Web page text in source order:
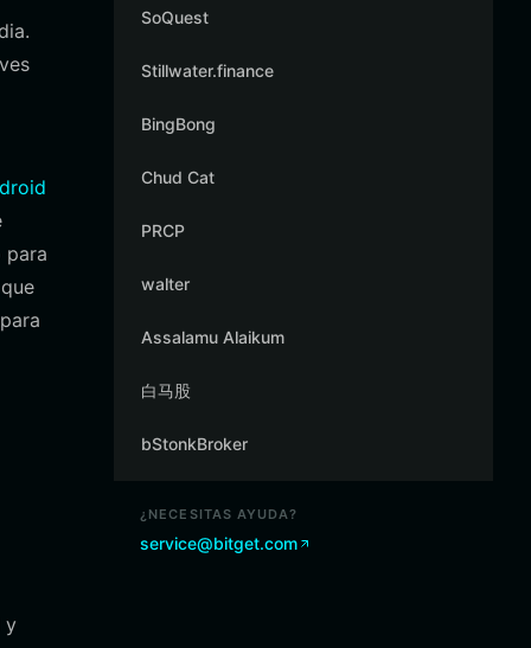
para
y
SoQuest
Stillwater.finance
BingBong
Chud Cat
PRCP
walter
Assalamu Alaikum
白马股
bStonkBroker
¿NECESITAS AYUDA?
service@bitget.com